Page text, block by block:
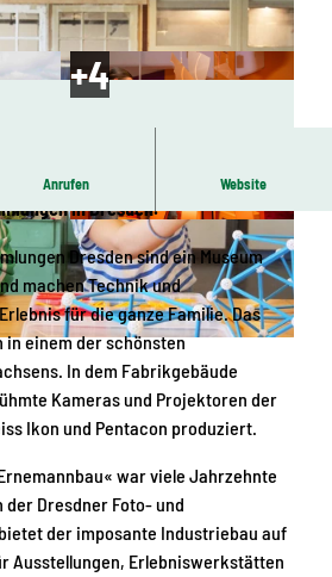
| K
I-optimiert
© Tobias Ritz, Tobias Ritz - tobiasritz.com | KI-
optimiert
Anrufen Website
sind gefragt beim Besuch
in Dresden.
Dresden sind ein Museum
machen Technik und
für die ganze Familie. Das
in einem der schönsten
In dem Fabrikgebäude
Kameras und Projektoren der
Ikon und Pentacon produziert.
war viele Jahrzehnte
der Dresdner Foto- und
der imposante Industriebau auf
Ausstellungen, Erlebniswerkstätten